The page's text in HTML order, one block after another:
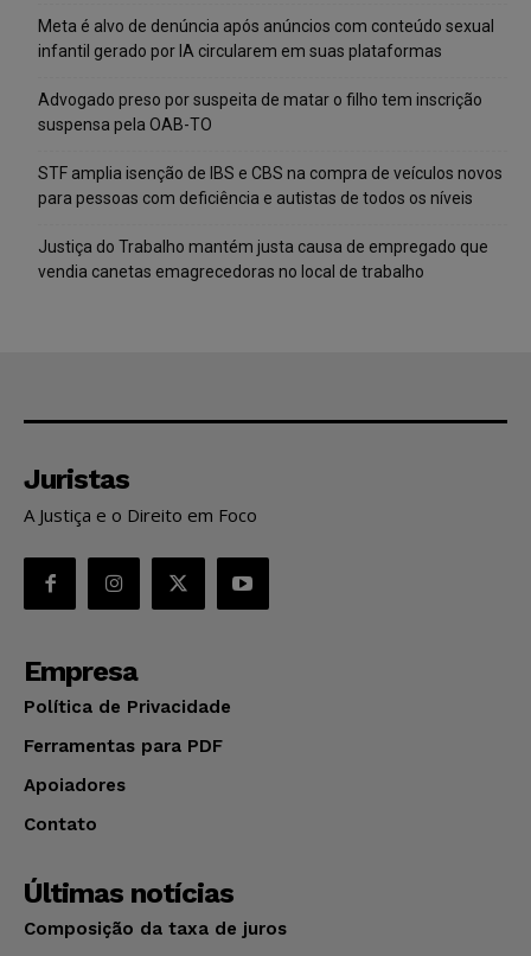
Meta é alvo de denúncia após anúncios com conteúdo sexual
infantil gerado por IA circularem em suas plataformas
Advogado preso por suspeita de matar o filho tem inscrição
suspensa pela OAB-TO
STF amplia isenção de IBS e CBS na compra de veículos novos
para pessoas com deficiência e autistas de todos os níveis
Justiça do Trabalho mantém justa causa de empregado que
vendia canetas emagrecedoras no local de trabalho
Juristas
A Justiça e o Direito em Foco
Empresa
Política de Privacidade
Ferramentas para PDF
Apoiadores
Contato
Últimas notícias
Composição da taxa de juros